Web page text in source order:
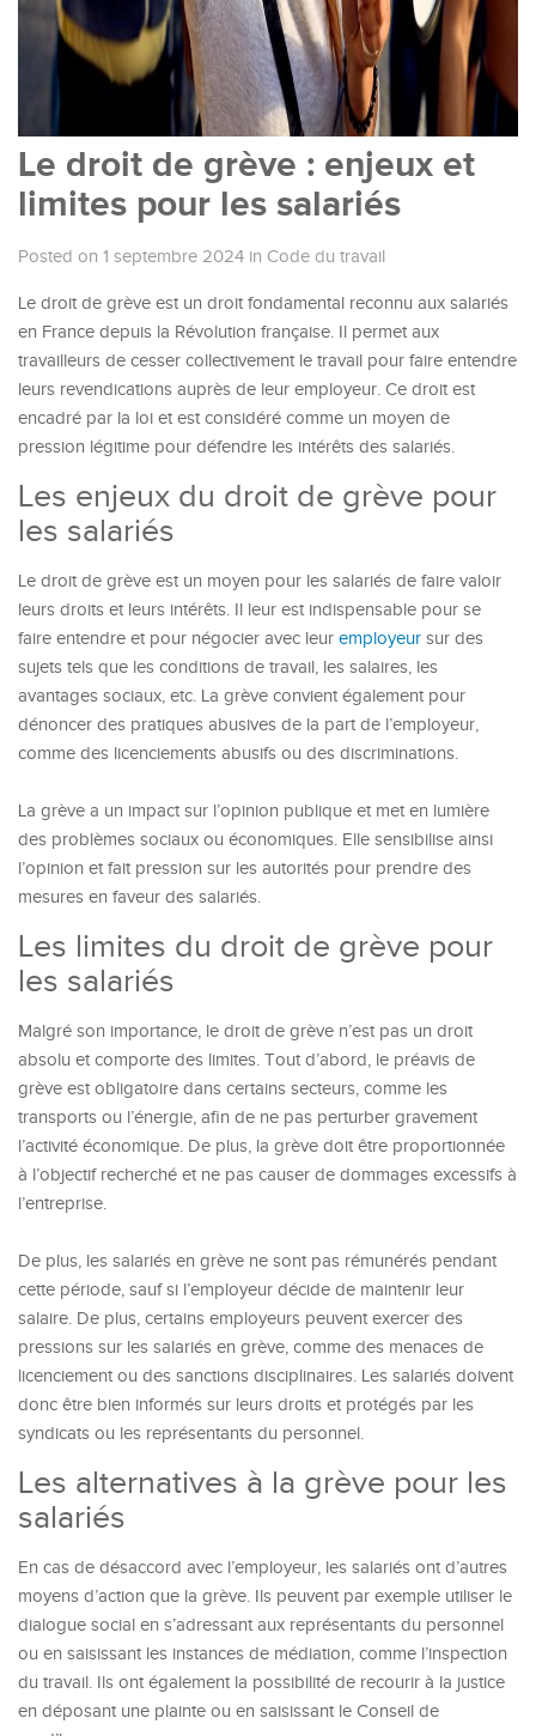
Le droit de grève : enjeux et
limites pour les salariés
Posted on 1 septembre 2024 in Code du travail
Le droit de grève est un droit fondamental reconnu aux salariés
en France depuis la Révolution française. Il permet aux
travailleurs de cesser collectivement le travail pour faire entendre
leurs revendications auprès de leur employeur. Ce droit est
encadré par la loi et est considéré comme un moyen de
pression légitime pour défendre les intérêts des salariés.
Les enjeux du droit de grève pour
les salariés
Le droit de grève est un moyen pour les salariés de faire valoir
leurs droits et leurs intérêts. Il leur est indispensable pour se
faire entendre et pour négocier avec leur employeur sur des
sujets tels que les conditions de travail, les salaires, les
avantages sociaux, etc. La grève convient également pour
dénoncer des pratiques abusives de la part de l’employeur,
comme des licenciements abusifs ou des discriminations.
La grève a un impact sur l’opinion publique et met en lumière
des problèmes sociaux ou économiques. Elle sensibilise ainsi
l’opinion et fait pression sur les autorités pour prendre des
mesures en faveur des salariés.
Les limites du droit de grève pour
les salariés
Malgré son importance, le droit de grève n’est pas un droit
absolu et comporte des limites. Tout d’abord, le préavis de
grève est obligatoire dans certains secteurs, comme les
transports ou l’énergie, afin de ne pas perturber gravement
l’activité économique. De plus, la grève doit être proportionnée
à l’objectif recherché et ne pas causer de dommages excessifs à
l’entreprise.
De plus, les salariés en grève ne sont pas rémunérés pendant
cette période, sauf si l’employeur décide de maintenir leur
salaire. De plus, certains employeurs peuvent exercer des
pressions sur les salariés en grève, comme des menaces de
licenciement ou des sanctions disciplinaires. Les salariés doivent
donc être bien informés sur leurs droits et protégés par les
syndicats ou les représentants du personnel.
Les alternatives à la grève pour les
salariés
En cas de désaccord avec l’employeur, les salariés ont d’autres
moyens d’action que la grève. Ils peuvent par exemple utiliser le
dialogue social en s’adressant aux représentants du personnel
ou en saisissant les instances de médiation, comme l’inspection
du travail. Ils ont également la possibilité de recourir à la justice
en déposant une plainte ou en saisissant le Conseil de